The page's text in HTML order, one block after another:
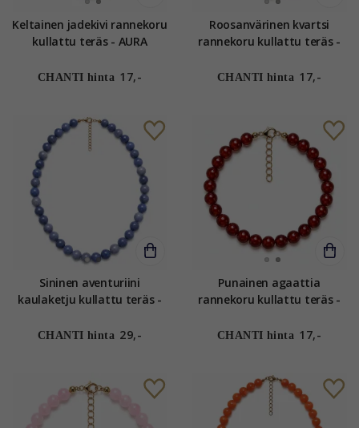
Keltainen jadekivi rannekoru
kullattu teräs - AURA
CHANTI hinta 17,-
Roosanvärinen kvartsi
rannekoru kullattu teräs -
CHANTI hinta 17,-
Sininen aventuriini
kaulaketju kullattu teräs -
CHANTI hinta 29,-
Punainen agaattia
rannekoru kullattu teräs -
CHANTI hinta 17,-